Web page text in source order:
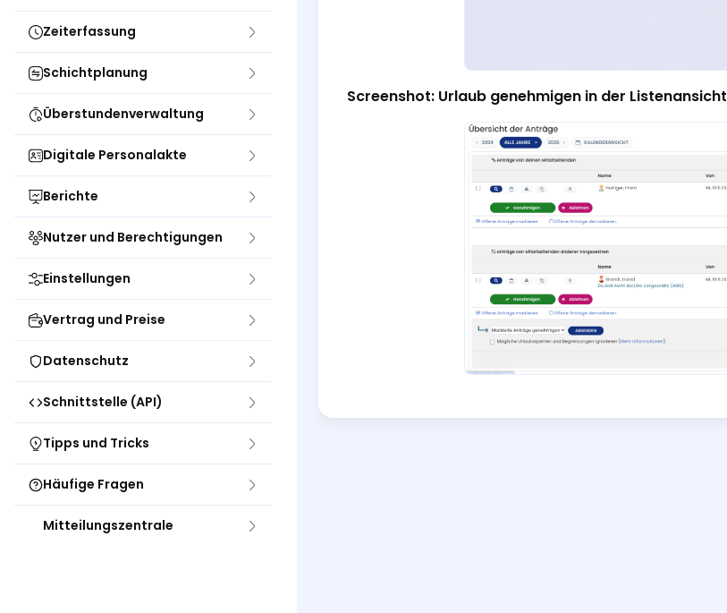
Zeiterfassung
Schichtplanung
Überstundenverwaltung
Digitale Personalakte
Berichte
Nutzer und Berechtigungen
Einstellungen
Vertrag und Preise
Datenschutz
Schnittstelle (API)
Tipps und Tricks
Häufige Fragen
Mitteilungszentrale
Screenshot: Urlaub genehmigen in der Listenansicht